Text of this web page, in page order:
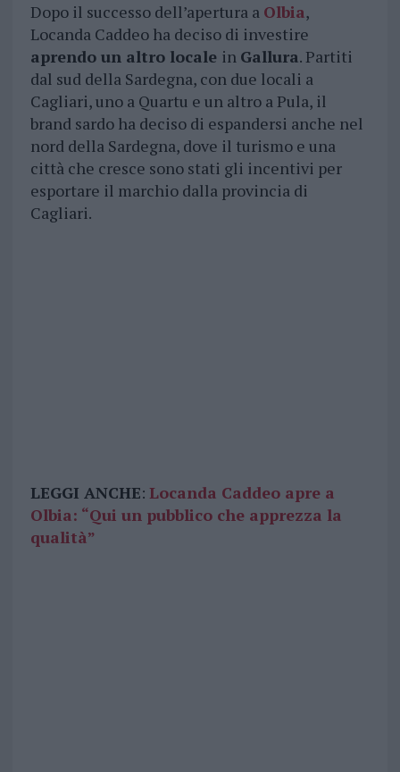
Dopo il successo dell’apertura a Olbia,
Locanda Caddeo ha deciso di investire
aprendo un altro locale in Gallura. Partiti
dal sud della Sardegna, con due locali a
Cagliari, uno a Quartu e un altro a Pula, il
brand sardo ha deciso di espandersi anche nel
nord della Sardegna, dove il turismo e una
città che cresce sono stati gli incentivi per
esportare il marchio dalla provincia di
Cagliari.
LEGGI ANCHE: Locanda Caddeo apre a
Olbia: “Qui un pubblico che apprezza la
qualità”